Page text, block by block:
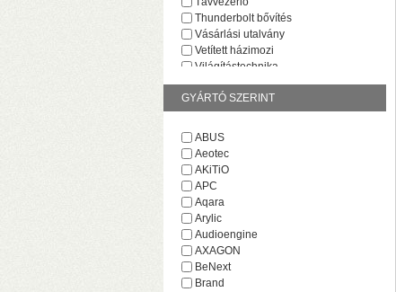
Thunderbolt bővítés
Vásárlási utalvány
Vetített házimozi
Világítástechnika
GYÁRTÓ SZERINT
ABUS
Aeotec
AKiTiO
APC
Aqara
Arylic
Audioengine
AXAGON
BeNext
Brand